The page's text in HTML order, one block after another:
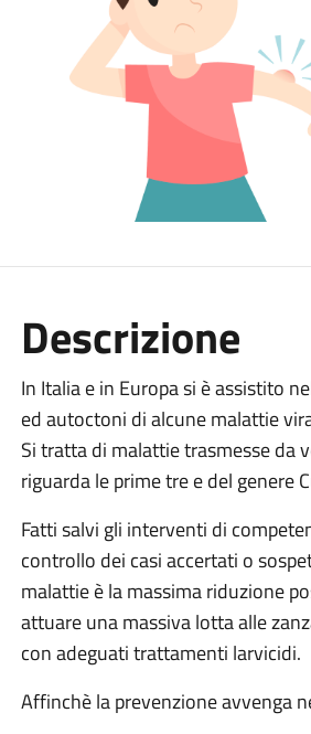
Descrizione
In Italia e in Europa si è assistito
ed autoctoni di alcune malattie
Si tratta di malattie trasmesse da
riguarda le prime tre e del genere
Fatti salvi gli interventi di
controllo dei casi accertati o
malattie è la massima riduzione
attuare una massiva lotta alle
con adeguati trattamenti larvicidi.
Affinchè la prevenzione avvenga